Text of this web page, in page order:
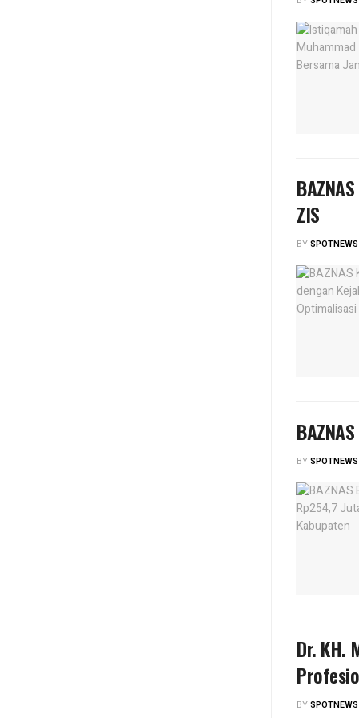
ZIS
BYSPOTNEWS
BYSPOTNEWS
Dr. KH.
BYSPOTNEWS